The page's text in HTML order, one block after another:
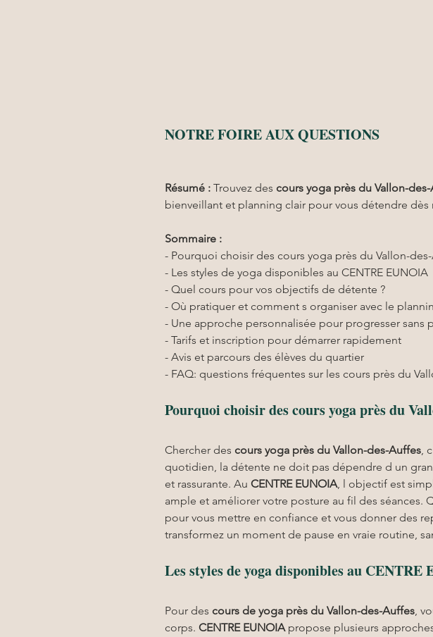
NOTRE FOIRE AUX QUESTIONS
Résumé : Trouvez des cours yoga près du Vallon-
bienveillant et planning clair pour vous détendre dès
Sommaire :
- Pourquoi choisir des cours yoga près du Vallon-
- Les styles de yoga disponibles au CENTRE EUNOIA
- Quel cours pour vos objectifs de détente ?
- Où pratiquer et comment s organiser avec le
- Une approche personnalisée pour progresser sans
- Tarifs et inscription pour démarrer rapidement
- Avis et parcours des élèves du quartier
- FAQ: questions fréquentes sur les cours près du
Pourquoi choisir des cours yoga près du
Chercher des cours yoga près du Vallon-des-Auffes,
quotidien, la détente ne doit pas dépendre d un
et rassurante. Au CENTRE EUNOIA, l objectif est
ample et améliorer votre posture au fil des séances.
pour vous mettre en confiance et vous donner des
transformez un moment de pause en vraie routine,
Les styles de yoga disponibles au CENTRE
Pour des cours de yoga près du Vallon-des-Auffes,
corps. CENTRE EUNOIA propose plusieurs